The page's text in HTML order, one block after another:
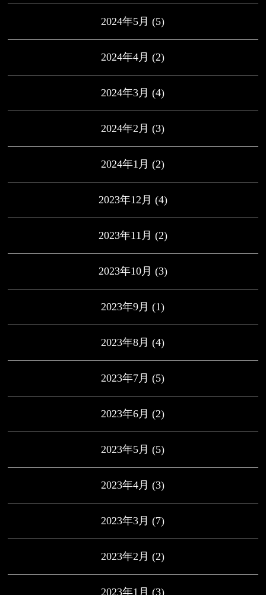
2024年5月 (5)
2024年4月 (2)
2024年3月 (4)
2024年2月 (3)
2024年1月 (2)
2023年12月 (4)
2023年11月 (2)
2023年10月 (3)
2023年9月 (1)
2023年8月 (4)
2023年7月 (5)
2023年6月 (2)
2023年5月 (5)
2023年4月 (3)
2023年3月 (7)
2023年2月 (2)
2023年1月 (3)